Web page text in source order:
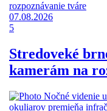
07.08.2026
5
Stredoveké
kamerám na